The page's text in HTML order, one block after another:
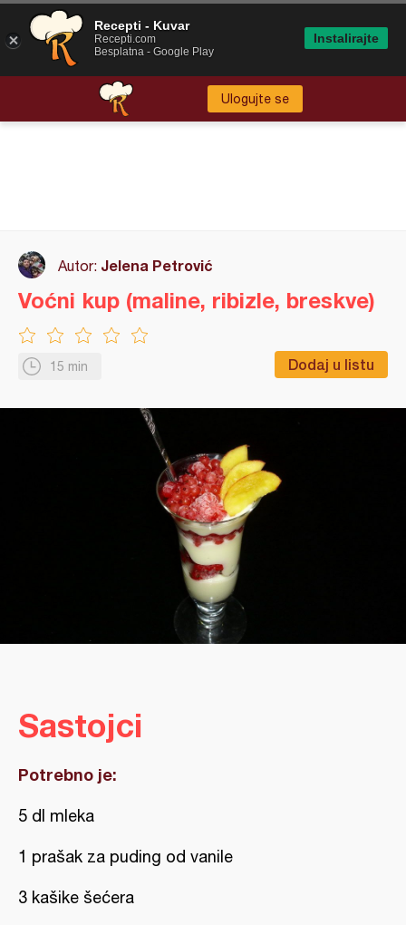
Ulogujte se
Autor: Jelena Petrović
15 min Dodaj u listu
Voćni kup (maline, ribizle, breskve)
Sastojci
Potrebno je:
5 dl mleka
1 prašak za puding od vanile
3 kašike šećera
Recepti - Kuvar
Recepti.com
Besplatna - Google Play
Instalirajte